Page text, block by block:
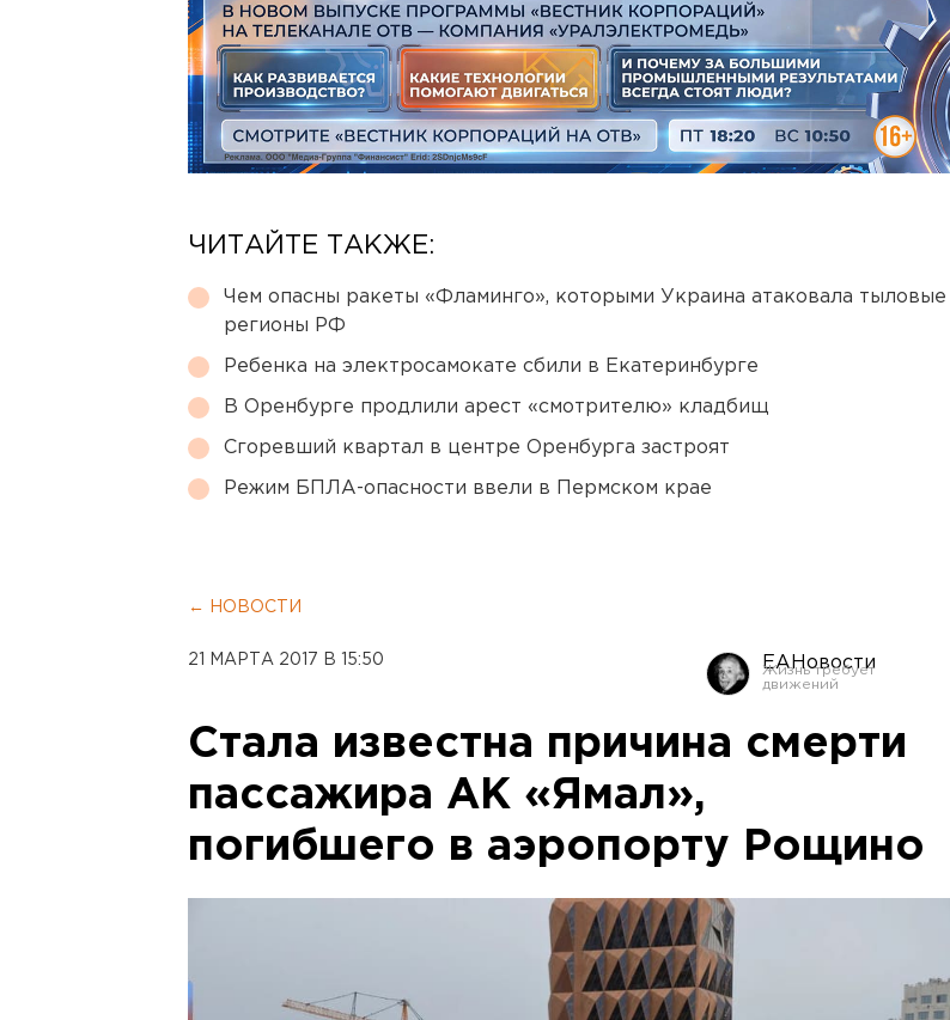
ЧИТАЙТЕ ТАКЖЕ:
Чем опасны ракеты «Фламинго», которыми Украина атаковала тыловые
регионы РФ
Ребенка на электросамокате сбили в Екатеринбурге
В Оренбурге продлили арест «смотрителю» кладбищ
Сгоревший квартал в центре Оренбурга застроят
Режим БПЛА-опасности ввели в Пермском крае
← НОВОСТИ
21 МАРТА 2017 В 15:50 ЕАНовости
Стала известна причина смерти
пассажира АК «Ямал»,
погибшего в аэропорту Рощино